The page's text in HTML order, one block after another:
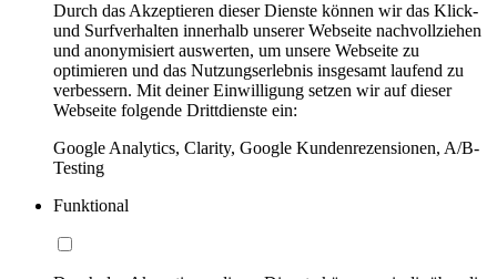
Durch das Akzeptieren dieser Dienste können wir das Klick-
und Surfverhalten innerhalb unserer Webseite nachvollziehen
und anonymisiert auswerten, um unsere Webseite zu
optimieren und das Nutzungserlebnis insgesamt laufend zu
verbessern. Mit deiner Einwilligung setzen wir auf dieser
Webseite folgende Drittdienste ein:
Google Analytics, Clarity, Google Kundenrezensionen, A/B-
Testing
Funktional